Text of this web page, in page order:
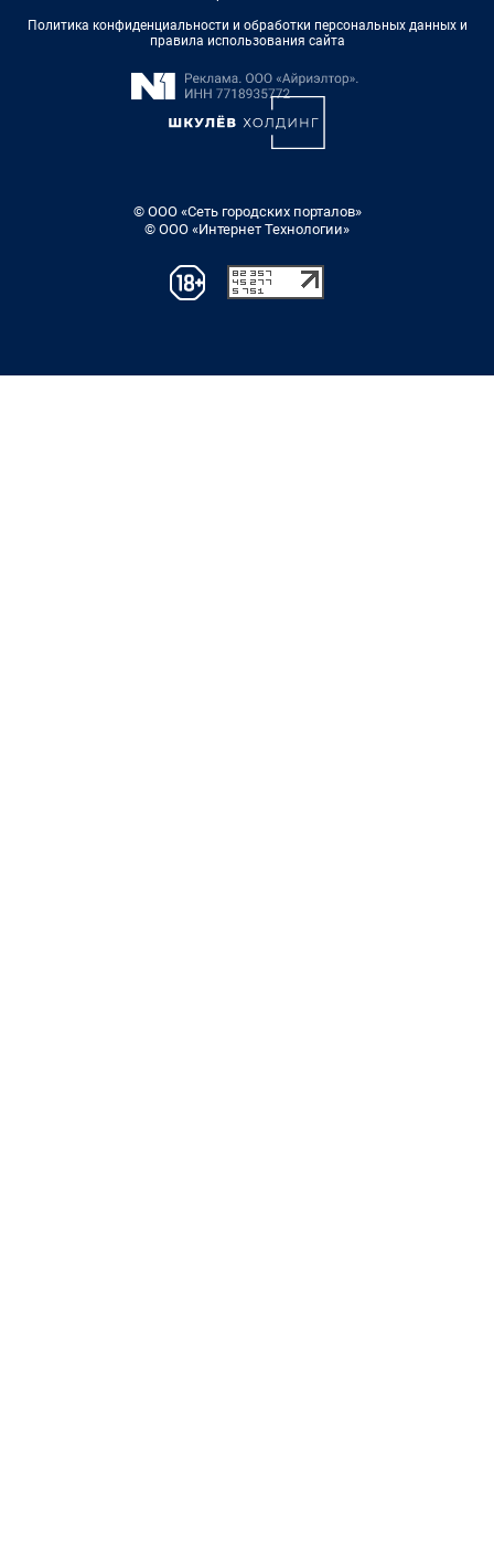
Политика конфиденциальности и обработки персональных данных и
правила использования сайта
© ООО «Сеть городских порталов»
© ООО «Интернет Технологии»